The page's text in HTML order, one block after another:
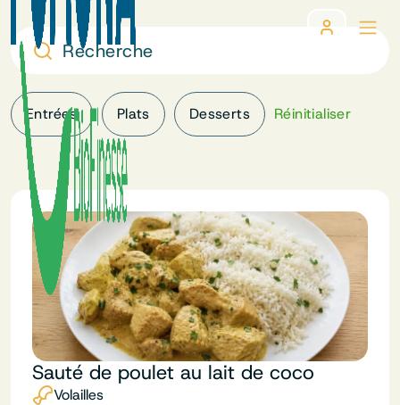
Entrées Plats Desserts Réinitialiser
Sauté de poulet au lait de coco
Volailles